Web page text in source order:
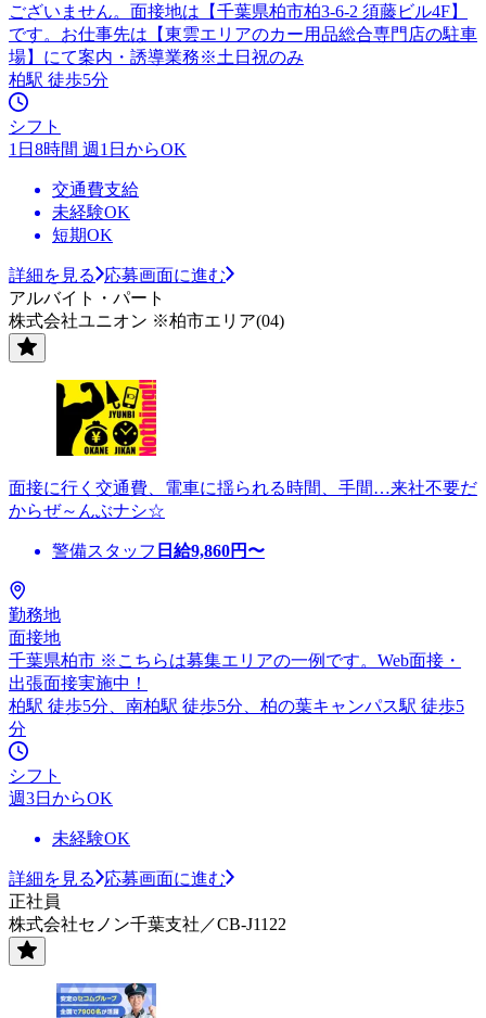
ございません。面接地は【千葉県柏市柏3-6-2 須藤ビル4F】
です。お仕事先は【東雲エリアのカー用品総合専門店の駐車
場】にて案内・誘導業務※土日祝のみ
柏駅 徒歩5分
シフト
1日8時間 週1日からOK
交通費支給
未経験OK
短期OK
詳細を見る
応募画面に進む
アルバイト・パート
株式会社ユニオン ※柏市エリア(04)
面接に行く交通費、電車に揺られる時間、手間…来社不要だ
からぜ～んぶナシ☆
警備スタッフ 日給9,860円〜
勤務地
面接地
千葉県柏市 ※こちらは募集エリアの一例です。Web面接・
出張面接実施中！
柏駅 徒歩5分、南柏駅 徒歩5分、柏の葉キャンパス駅 徒歩5
分
シフト
週3日からOK
未経験OK
詳細を見る
応募画面に進む
正社員
株式会社セノン千葉支社／CB-J1122